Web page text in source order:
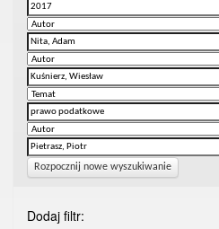
Rozpocznij nowe wyszukiwanie
Dodaj filtr: